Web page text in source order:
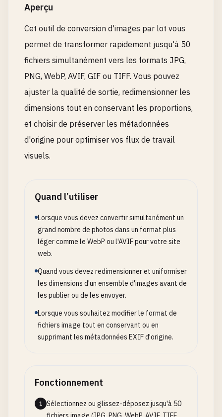
Aperçu
Cet outil de conversion d'images par lot vous
permet de transformer rapidement jusqu'à 50
fichiers simultanément vers les formats JPG,
PNG, WebP, AVIF, GIF ou TIFF. Vous pouvez
ajuster la qualité de sortie, redimensionner les
dimensions tout en conservant les proportions,
et choisir de préserver les métadonnées
d'origine pour optimiser vos flux de travail
visuels.
Quand l’utiliser
Lorsque vous devez convertir simultanément un
grand nombre de photos dans un format plus
léger comme le WebP ou l'AVIF pour votre site
web.
Quand vous devez redimensionner et uniformiser
les dimensions d'un ensemble d'images avant de
les publier ou de les envoyer.
Lorsque vous souhaitez modifier le format de
fichiers image tout en conservant ou en
supprimant les métadonnées EXIF d'origine.
Fonctionnement
1
Sélectionnez ou glissez-déposez jusqu'à 50